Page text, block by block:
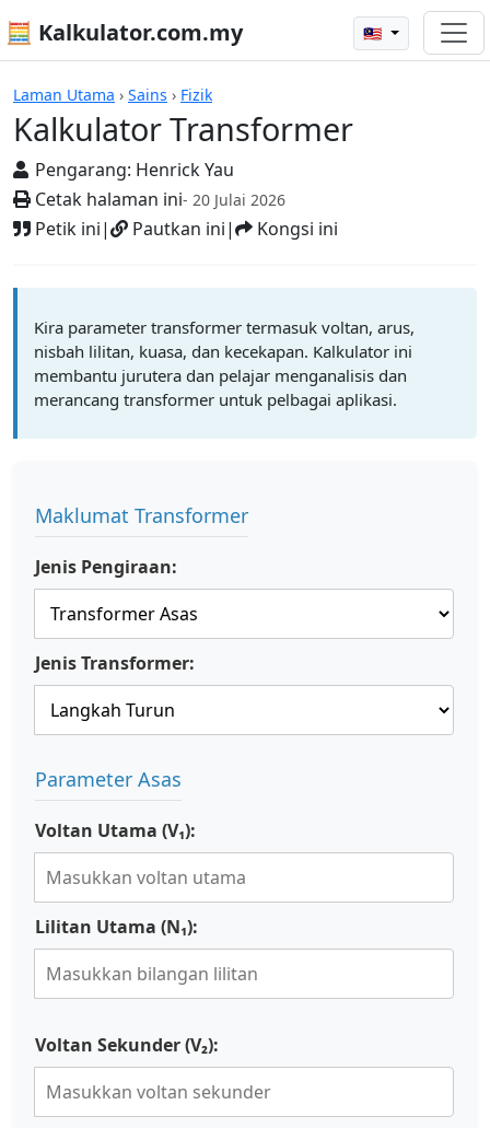
🧮 Kalkulator.com.my 🇲🇾
Laman Utama › Sains › Fizik
Kalkulator Transformer
Pengarang: Henrick Yau
Cetak halaman ini- 20 Julai 2026
Petik ini| Pautkan ini| Kongsi ini
Kalkulator
Kira parameter transformer termasuk voltan, arus,
nisbah lilitan, kuasa, dan kecekapan. Kalkulator ini
membantu jurutera dan pelajar menganalisis dan
merancang transformer untuk pelbagai aplikasi.
Maklumat Transformer
Jenis Pengiraan:
Jenis Transformer:
Parameter Asas
Voltan Utama (V₁):
Lilitan Utama (N₁):
Voltan Sekunder (V₂):